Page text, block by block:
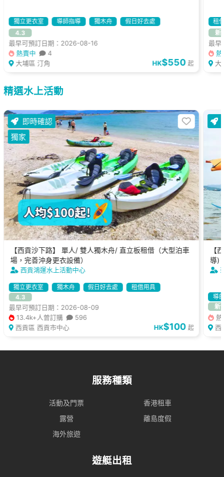
獨立更衣室 導師指導 獨木舟
假日好去處
4.3
最早可預訂日期：2026-08-16
熱賣中
4
大埔區 汀角
HK$550 起
租
新
最早
熱
大
精選水上活動
【西貢沙下路】 單人/ 雙人獨木舟/ 直立板租借（大型泊車
場，完善沖身更衣設備）
西貢鴻運水上活動中心
獨立更衣室 獨木舟 假日好去處
租借用具
4.3
最早可預訂日期：2026-08-09
13.4k+人曾訂購
596
西貢區 西貢市中心
HK$100 起
即時確認
獨家
【
導)
導
新
熱
西
服務種類
活動及門票
香港租車
露營
離島度假
海外旅遊
遊艇出租